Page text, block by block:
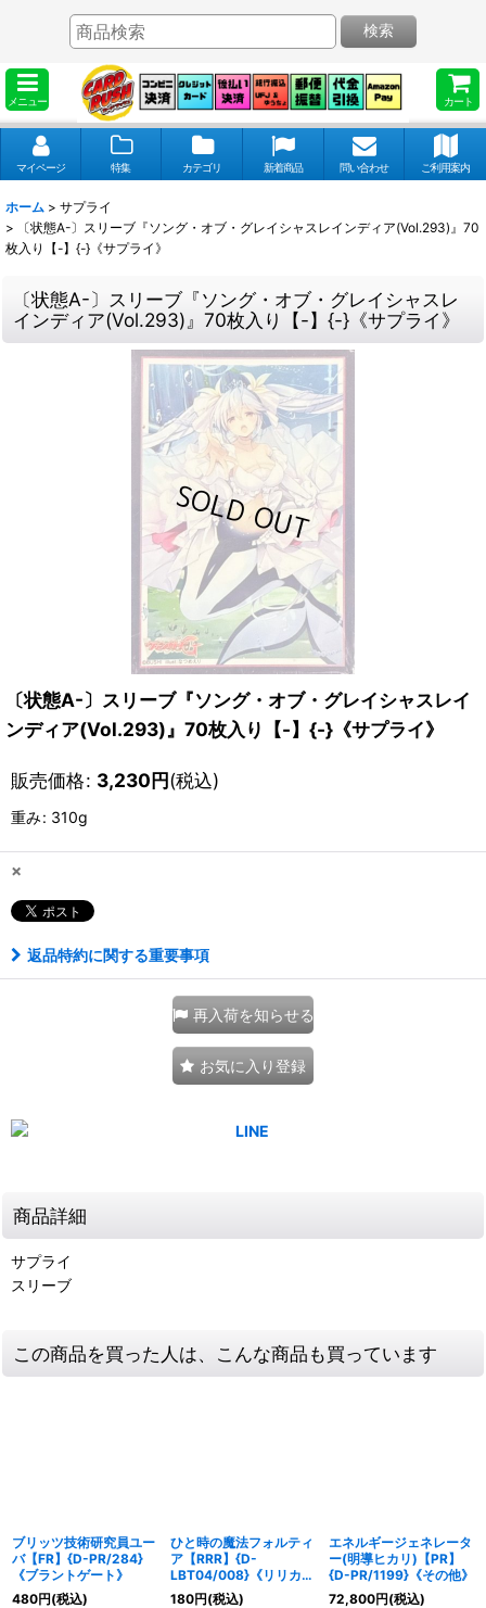
メニュー カート
検索
マイページ 特集 カテゴリ 新着商品 問い合わせ ご利用案内
ホーム > サプライ
>
〔状態A-〕スリーブ『ソング・オブ・グレイシャスレインディア(Vol.293)』70
枚入り【-】{-}《サプライ》
〔状態A-〕スリーブ『ソング・オブ・グレイシャスレ
インディア(Vol.293)』70枚入り【-】{-}《サプライ》
〔状態A-〕スリーブ『ソング・オブ・グレイシャスレイ
ンディア(Vol.293)』70枚入り【-】{-}《サプライ》
販売価格: 3,230円(税込)
重み: 310g
×
返品特約に関する重要事項
再入荷を知らせる
お気に入り登録
商品詳細
サプライ
スリーブ
この商品を買った人は、こんな商品も買っています
ブリッツ技術研究員ユー
バ【FR】{D-PR/284}
《ブラントゲート》
480円(税込)
ひと時の魔法フォルティ
ア【RRR】{D-
LBT04/008}《リリカル
モナステリオ》
180円(税込)
エネルギージェネレータ
ー(明導ヒカリ)【PR】
{D-PR/1199}《その他》
72,800円(税込)